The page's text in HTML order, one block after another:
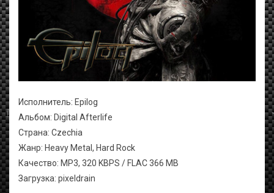
Исполнитель: Epilog
Альбом: Digital Afterlife
Страна: Czechia
Жанр: Heavy Metal, Hard Rock
Качество: MP3, 320 KBPS / FLAC 366 MB
Загрузка: pixeldrain